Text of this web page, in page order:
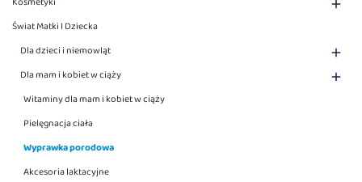

Świat Matki I Dziecka
Dla dzieci i niemowląt

Dla mam i kobiet w ciąży 
Witaminy dla mam i kobiet w ciąży
Pielęgnacja ciała
Wyprawka porodowa
Akcesoria laktacyjne